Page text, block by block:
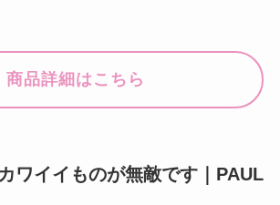
商品詳細はこちら
ワイイものが無敵です｜PAUL